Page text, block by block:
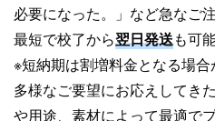
必要になった。」など急なご
最短で校了から翌日発送も可
※短納期は割増料金となる場合
多様なご要望にお応えしてき
や用途、素材によって最適で